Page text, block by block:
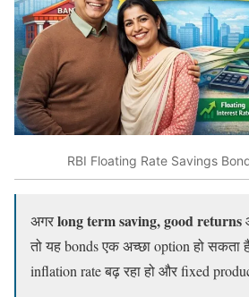
RBI Floating Rate Savings
अगरlong term saving, good returns
तो यह bonds एक अच्छा option हो
inflation rate बढ़ रहा हो और fixed